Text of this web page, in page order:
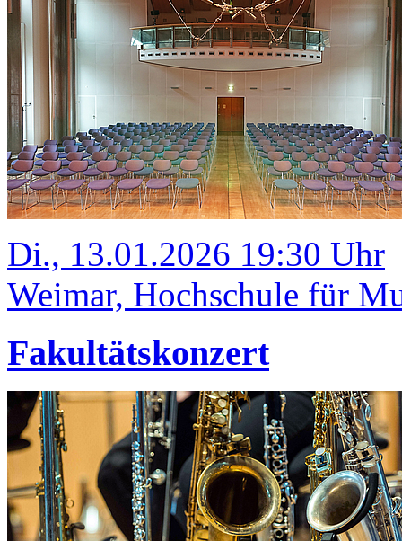
Di., 13.01.2026 19:30 Uhr
Weimar, Hochschule für
Fakultätskonzert